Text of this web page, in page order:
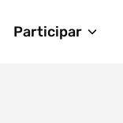
Participar